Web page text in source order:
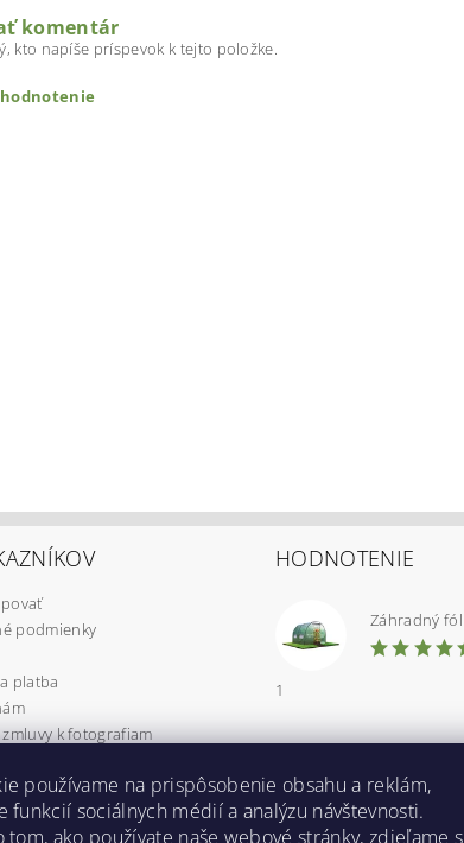
komentár
kto napíše príspevok k tejto položke.
podmienky
platba
k fotografiam
/ VRÁTENIE TOVARU
Packeta?
v Prešove
HODNOTENIE
1
používame na prispôsobenie obsahu a reklám,
funkcií sociálnych médií a analýzu návštevnosti.
tom, ako používate naše webové stránky, zdieľame s